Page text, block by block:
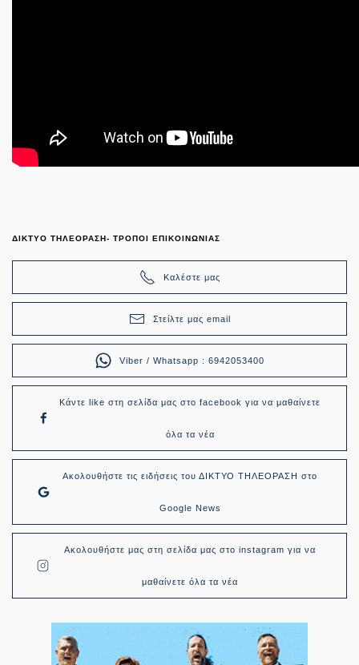
ΔΙΚΤΥΟ ΤΗΛΕΟΡΑΣΗ- ΤΡΟΠΟΙ ΕΠΙΚΟΙΝΩΝΙΑΣ
Καλέστε μας
Στείλτε μας email
Viber / Whatsapp : 6942053400
Κάντε like στη σελίδα μας στο facebook για να μαθαίνετε
όλα τα νέα
Ακολουθήστε τις ειδήσεις του ΔΙΚΤΥΟ ΤΗΛΕΟΡΑΣΗ στο
Google News
Ακολουθήστε μας στη σελίδα μας στο instagram για να
μαθαίνετε όλα τα νέα